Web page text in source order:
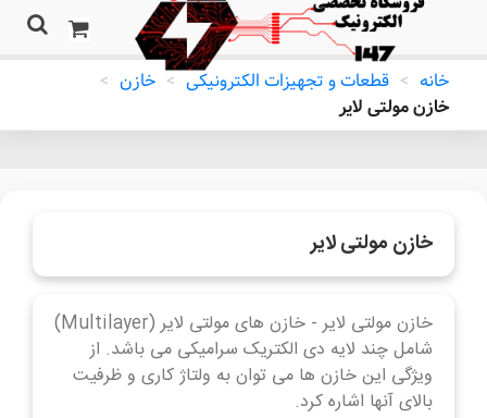
خانه > قطعات و تجهیزات الکترونیکی > خازن >
خازن مولتی لایر
خازن مولتی لایر
خازن مولتی لایر - خازن های مولتی لایر (Multilayer)
شامل چند لایه دی الکتریک سرامیکی می باشد. از
ویژگی این خازن ها می توان به ولتاژ کاری و ظرفیت
بالای آنها اشاره کرد.